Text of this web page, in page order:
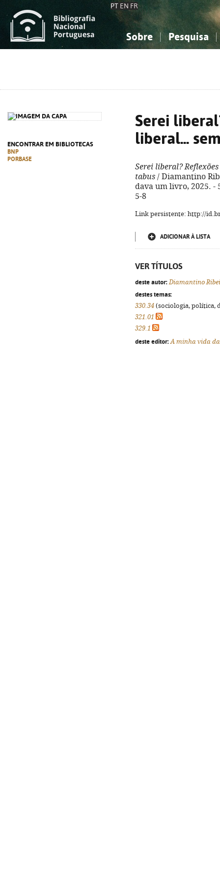
PT EN FR
Sobre Pesquisa
ENCONTRAR EM BIBLIOTECAS
BNP
PORBASE
Serei
liberal...
Serei liberal?
tabus / Diamantino
dava um livro, 2025. -
5-8
Link persistente: http://
ADICIONAR À LISTA
VER TÍTULOS
deste autor: Diamantino
destes temas:
330.34 (sociologia, política,
321.01
329.1
deste editor: A minha vida